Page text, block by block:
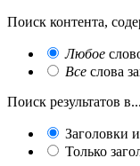
Поиск контента,
Любое
Все слова
Поиск результатов в...
Заголовки
Только